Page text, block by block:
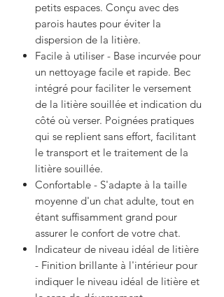
petits espaces. Conçu avec des
parois hautes pour éviter la
dispersion de la litière.
Facile à utiliser - Base incurvée pour
un nettoyage facile et rapide. Bec
intégré pour faciliter le versement
de la litière souillée et indication du
côté où verser. Poignées pratiques
qui se replient sans effort, facilitant
le transport et le traitement de la
litière souillée.
Confortable - S'adapte à la taille
moyenne d'un chat adulte, tout en
étant suffisamment grand pour
assurer le confort de votre chat.
Indicateur de niveau idéal de litière
- Finition brillante à l'intérieur pour
indiquer le niveau idéal de litière et